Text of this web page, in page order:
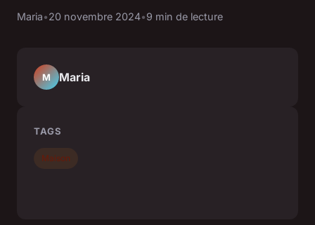
Maria•20 novembre 2024•9 min de lecture
M Maria
TAGS
Maison